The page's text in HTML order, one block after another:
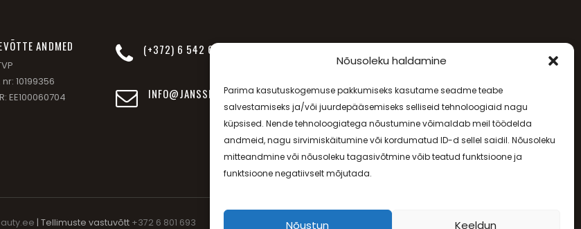
Nõusoleku haldamine
Parima kasutuskogemuse pakkumiseks kasutame seadme teabe
salvestamiseks ja/või juurdepääsemiseks selliseid tehnoloogiaid nagu
küpsised. Nende tehnoloogiatega nõustumine võimaldab meil töödelda
andmeid, nagu sirvimiskäitumine või kordumatud ID-d sellel saidil. Nõusoleku
mitteandmine või nõusoleku tagasivõtmine võib teatud funktsioone ja
funktsioone negatiivselt mõjutada.
Nõustun Keeldun
ANDMED
10199356
EE100060704
(+372) 6 542 693
INFO@JANSSEN-BEAUTY.EE E-R - 08.00-20.00, L - 09.00-17.00
| Tellimuste vastuvõtt +372 6 801 693